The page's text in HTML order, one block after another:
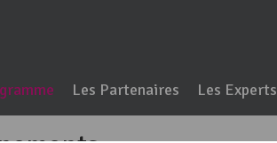
Les Partenaires Les Experts